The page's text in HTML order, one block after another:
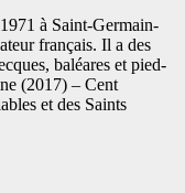
à Saint-Germain-
français. Il a des
baléares et pied-
(2017) – Cent
et des Saints